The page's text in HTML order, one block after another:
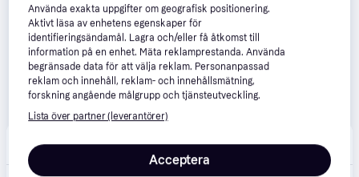
Använda exakta uppgifter om geografisk positionering.
Aktivt läsa av enhetens egenskaper för
identifieringsändamål. Lagra och/eller få åtkomst till
information på en enhet. Mäta reklamprestanda. Använda
begränsade data för att välja reklam. Personanpassad
reklam och innehåll, reklam- och innehållsmätning,
forskning angående målgrupp och tjänsteutveckling.
Lista över partner (leverantörer)
Acceptera